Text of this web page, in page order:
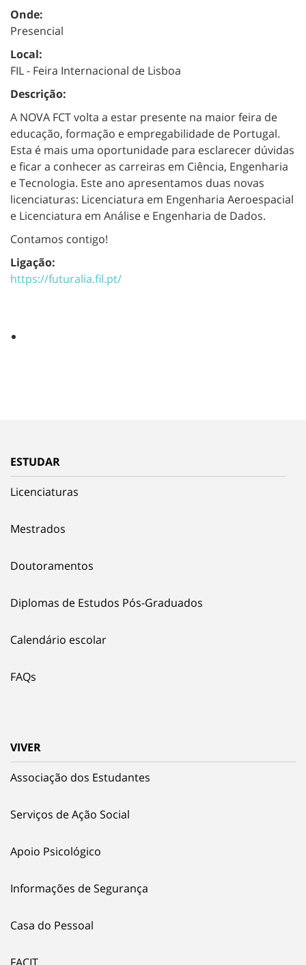
Onde:
Presencial
Local:
FIL - Feira Internacional de Lisboa
Descrição:
A NOVA FCT volta a estar presente na maior feira de
educação, formação e empregabilidade de Portugal.
Esta é mais uma oportunidade para esclarecer dúvidas
e ficar a conhecer as carreiras em Ciência, Engenharia
e Tecnologia. Este ano apresentamos duas novas
licenciaturas: Licenciatura em Engenharia Aeroespacial
e Licenciatura em Análise e Engenharia de Dados.
Contamos contigo!
Ligação:
https://futuralia.fil.pt/
ESTUDAR
Licenciaturas
Mestrados
Doutoramentos
Diplomas de Estudos Pós-Graduados
Calendário escolar
FAQs
VIVER
Associação dos Estudantes
Serviços de Ação Social
Apoio Psicológico
Informações de Segurança
Casa do Pessoal